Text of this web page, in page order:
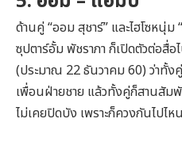
ด้านคู่ “ออม สุชาร์” และไฮโซหนุ่
ซุปตาร์อั้ม พัชราภา ก็เปิดตัวต่อสื่
(ประมาณ 22 ธันวาคม 60) ว่าทั้
เพื่อนฝ่ายชาย แล้วทั้งคู่ก็สานสัม
ไม่เคยปิดบัง เพราะก็ควงกันไปไห